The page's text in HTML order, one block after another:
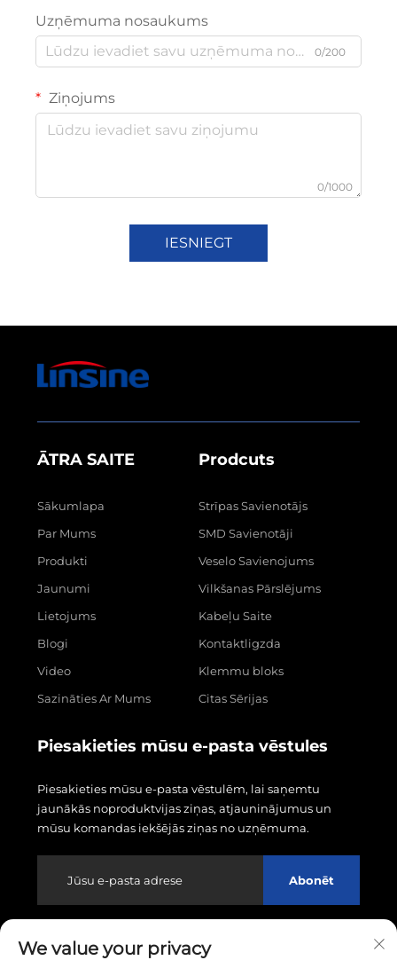
Uzņēmuma nosaukums
0/200
Ziņojums
0/1000
IESNIEGT
ĀTRA SAITE
Sākumlapa
Par Mums
Produkti
Jaunumi
Lietojums
Blogi
Video
Sazināties Ar Mums
Prodcuts
Strīpas Savienotājs
SMD Savienotāji
Veselo Savienojums
Vilkšanas Pārslējums
Kabeļu Saite
Kontaktligzda
Klemmu bloks
Citas Sērijas
Piesakieties mūsu e-pasta vēstules
Piesakieties mūsu e-pasta vēstulēm, lai saņemtu
jaunākās noproduktvijas ziņas, atjauninājumus un
mūsu komandas iekšējās ziņas no uzņēmuma.
Abonēt
Autortiesības © 2026 Wenzhou Linxin Electronics Co.,
We value your privacy